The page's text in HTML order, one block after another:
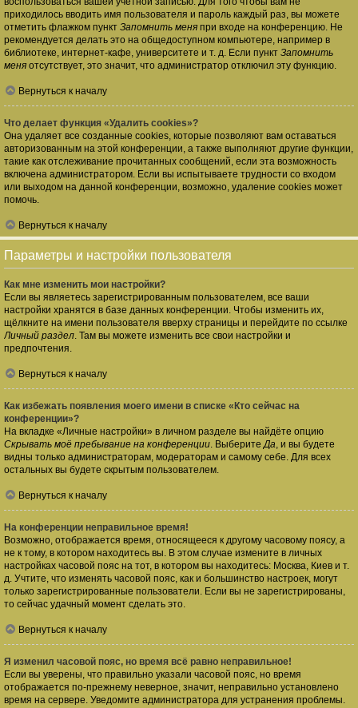
приходилось вводить имя пользователя и пароль каждый раз, вы можете
отметить флажком пункт Запомнить меня при входе на конференцию. Не
рекомендуется делать это на общедоступном компьютере, например в
библиотеке, интернет-кафе, университете и т. д. Если пункт Запомнить
меня отсутствует, это значит, что администратор отключил эту функцию.
Вернуться к началу
Что делает функция «Удалить cookies»?
Она удаляет все созданные cookies, которые позволяют вам оставаться
авторизованным на этой конференции, а также выполняют другие функции,
такие как отслеживание прочитанных сообщений, если эта возможность
включена администратором. Если вы испытываете трудности со входом
или выходом на данной конференции, возможно, удаление cookies может
помочь.
Вернуться к началу
Параметры и настройки пользователя
Как мне изменить мои настройки?
Если вы являетесь зарегистрированным пользователем, все ваши
настройки хранятся в базе данных конференции. Чтобы изменить их,
щёлкните на имени пользователя вверху страницы и перейдите по ссылке
Личный раздел. Там вы можете изменить все свои настройки и
предпочтения.
Вернуться к началу
Как избежать появления моего имени в списке «Кто сейчас на
конференции»?
На вкладке «Личные настройки» в личном разделе вы найдёте опцию
Скрывать моё пребывание на конференции. ВыберитеДа, и вы будете
видны только администраторам, модераторам и самому себе. Для всех
остальных вы будете скрытым пользователем.
Вернуться к началу
На конференции неправильное время!
Возможно, отображается время, относящееся к другому часовому поясу, а
не к тому, в котором находитесь вы. В этом случае измените в личных
настройках часовой пояс на тот, в котором вы находитесь: Москва, Киев и т.
д. Учтите, что изменять часовой пояс, как и большинство настроек, могут
только зарегистрированные пользователи. Если вы не зарегистрированы,
то сейчас удачный момент сделать это.
Вернуться к началу
Я изменил часовой пояс, но время всё равно неправильное!
Если вы уверены, что правильно указали часовой пояс, но время
отображается по-прежнему неверное, значит, неправильно установлено
время на сервере. Уведомите администратора для устранения проблемы.